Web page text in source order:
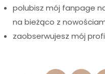
polubisz mój fanpage
na bieżąco z
zaobserwujesz mój